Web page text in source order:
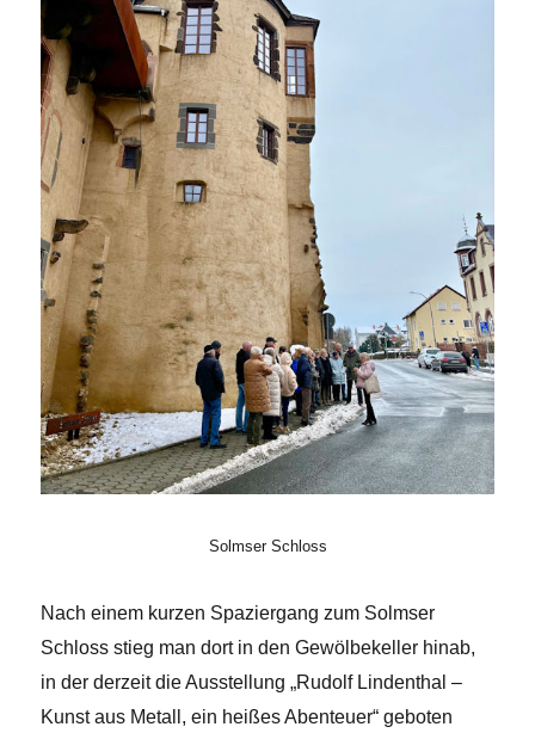
Solmser Schloss
Nach einem kurzen Spaziergang zum Solmser
Schloss stieg man dort in den Gewölbekeller hinab,
in der derzeit die Ausstellung „Rudolf Lindenthal –
Kunst aus Metall, ein heißes Abenteuer“ geboten